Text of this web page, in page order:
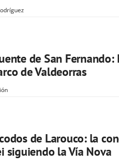
de San
de Valdeorras
de Larouco: la
siguiendo la Vía Nova